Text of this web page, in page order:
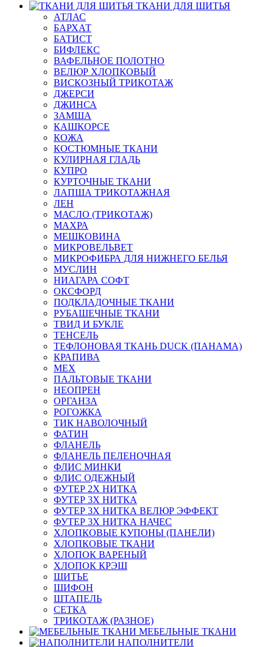
ТКАНИ ДЛЯ ШИТЬЯ
АТЛАС
БАРХАТ
БАТИСТ
БИФЛЕКС
ВАФЕЛЬНОЕ ПОЛОТНО
ВЕЛЮР ХЛОПКОВЫЙ
ВИСКОЗНЫЙ ТРИКОТАЖ
ДЖЕРСИ
ДЖИНСА
ЗАМША
КАШКОРСЕ
КОЖА
КОСТЮМНЫЕ ТКАНИ
КУЛИРНАЯ ГЛАДЬ
КУПРО
КУРТОЧНЫЕ ТКАНИ
ЛАПША ТРИКОТАЖНАЯ
ЛЕН
МАСЛО (ТРИКОТАЖ)
МАХРА
МЕШКОВИНА
МИКРОВЕЛЬВЕТ
МИКРОФИБРА ДЛЯ НИЖНЕГО БЕЛЬЯ
МУСЛИН
НИАГАРА СОФТ
ОКСФОРД
ПОДКЛАДОЧНЫЕ ТКАНИ
РУБАШЕЧНЫЕ ТКАНИ
ТВИД И БУКЛЕ
ТЕНСЕЛЬ
ТЕФЛОНОВАЯ ТКАНЬ DUCK (ПАНАМА)
КРАПИВА
МЕХ
ПАЛЬТОВЫЕ ТКАНИ
НЕОПРЕН
ОРГАНЗА
РОГОЖКА
ТИК НАВОЛОЧНЫЙ
ФАТИН
ФЛАНЕЛЬ
ФЛАНЕЛЬ ПЕЛЕНОЧНАЯ
ФЛИС МИНКИ
ФЛИС ОДЕЖНЫЙ
ФУТЕР 2Х НИТКА
ФУТЕР 3Х НИТКА
ФУТЕР 3Х НИТКА ВЕЛЮР ЭФФЕКТ
ФУТЕР 3Х НИТКА НАЧЕС
ХЛОПКОВЫЕ КУПОНЫ (ПАНЕЛИ)
ХЛОПКОВЫЕ ТКАНИ
ХЛОПОК ВАРЕНЫЙ
ХЛОПОК КРЭШ
ШИТЬЕ
ШИФОН
ШТАПЕЛЬ
СЕТКА
ТРИКОТАЖ (РАЗНОЕ)
МЕБЕЛЬНЫЕ ТКАНИ
НАПОЛНИТЕЛИ